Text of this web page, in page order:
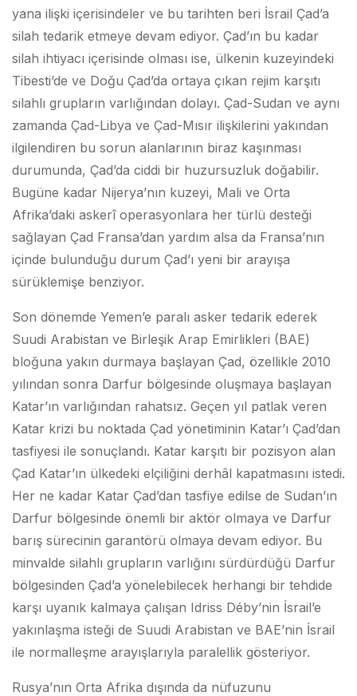
yana ilişki içerisindeler ve bu tarihten beri İsrail Çad’a
silah tedarik etmeye devam ediyor. Çad’ın bu kadar
silah ihtiyacı içerisinde olması ise, ülkenin kuzeyindeki
Tibesti’de ve Doğu Çad’da ortaya çıkan rejim karşıtı
silahlı grupların varlığından dolayı. Çad-Sudan ve aynı
zamanda Çad-Libya ve Çad-Mısır ilişkilerini yakından
ilgilendiren bu sorun alanlarının biraz kaşınması
durumunda, Çad’da ciddi bir huzursuzluk doğabilir.
Bugüne kadar Nijerya’nın kuzeyi, Mali ve Orta
Afrika’daki askerî operasyonlara her türlü desteği
sağlayan Çad Fransa’dan yardım alsa da Fransa’nın
içinde bulunduğu durum Çad’ı yeni bir arayışa
sürüklemişe benziyor.
Son dönemde Yemen’e paralı asker tedarik ederek
Suudi Arabistan ve Birleşik Arap Emirlikleri (BAE)
bloğuna yakın durmaya başlayan Çad, özellikle 2010
yılından sonra Darfur bölgesinde oluşmaya başlayan
Katar’ın varlığından rahatsız. Geçen yıl patlak veren
Katar krizi bu noktada Çad yönetiminin Katar’ı Çad’dan
tasfiyesi ile sonuçlandı. Katar karşıtı bir pozisyon alan
Çad Katar’ın ülkedeki elçiliğini derhâl kapatmasını istedi.
Her ne kadar Katar Çad’dan tasfiye edilse de Sudan’ın
Darfur bölgesinde önemli bir aktör olmaya ve Darfur
barış sürecinin garantörü olmaya devam ediyor. Bu
minvalde silahlı grupların varlığını sürdürdüğü Darfur
bölgesinden Çad’a yönelebilecek herhangi bir tehdide
karşı uyanık kalmaya çalışan Idriss Déby’nin İsrail’e
yakınlaşma isteği de Suudi Arabistan ve BAE’nin İsrail
ile normalleşme arayışlarıyla paralellik gösteriyor.
Rusya’nın Orta Afrika dışında da nüfuzunu